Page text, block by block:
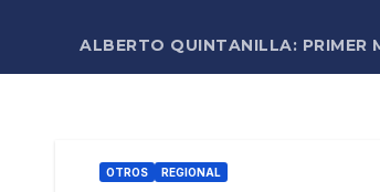
ALBERTO QUINTANILLA: PRIMER
OTROS REGIONAL